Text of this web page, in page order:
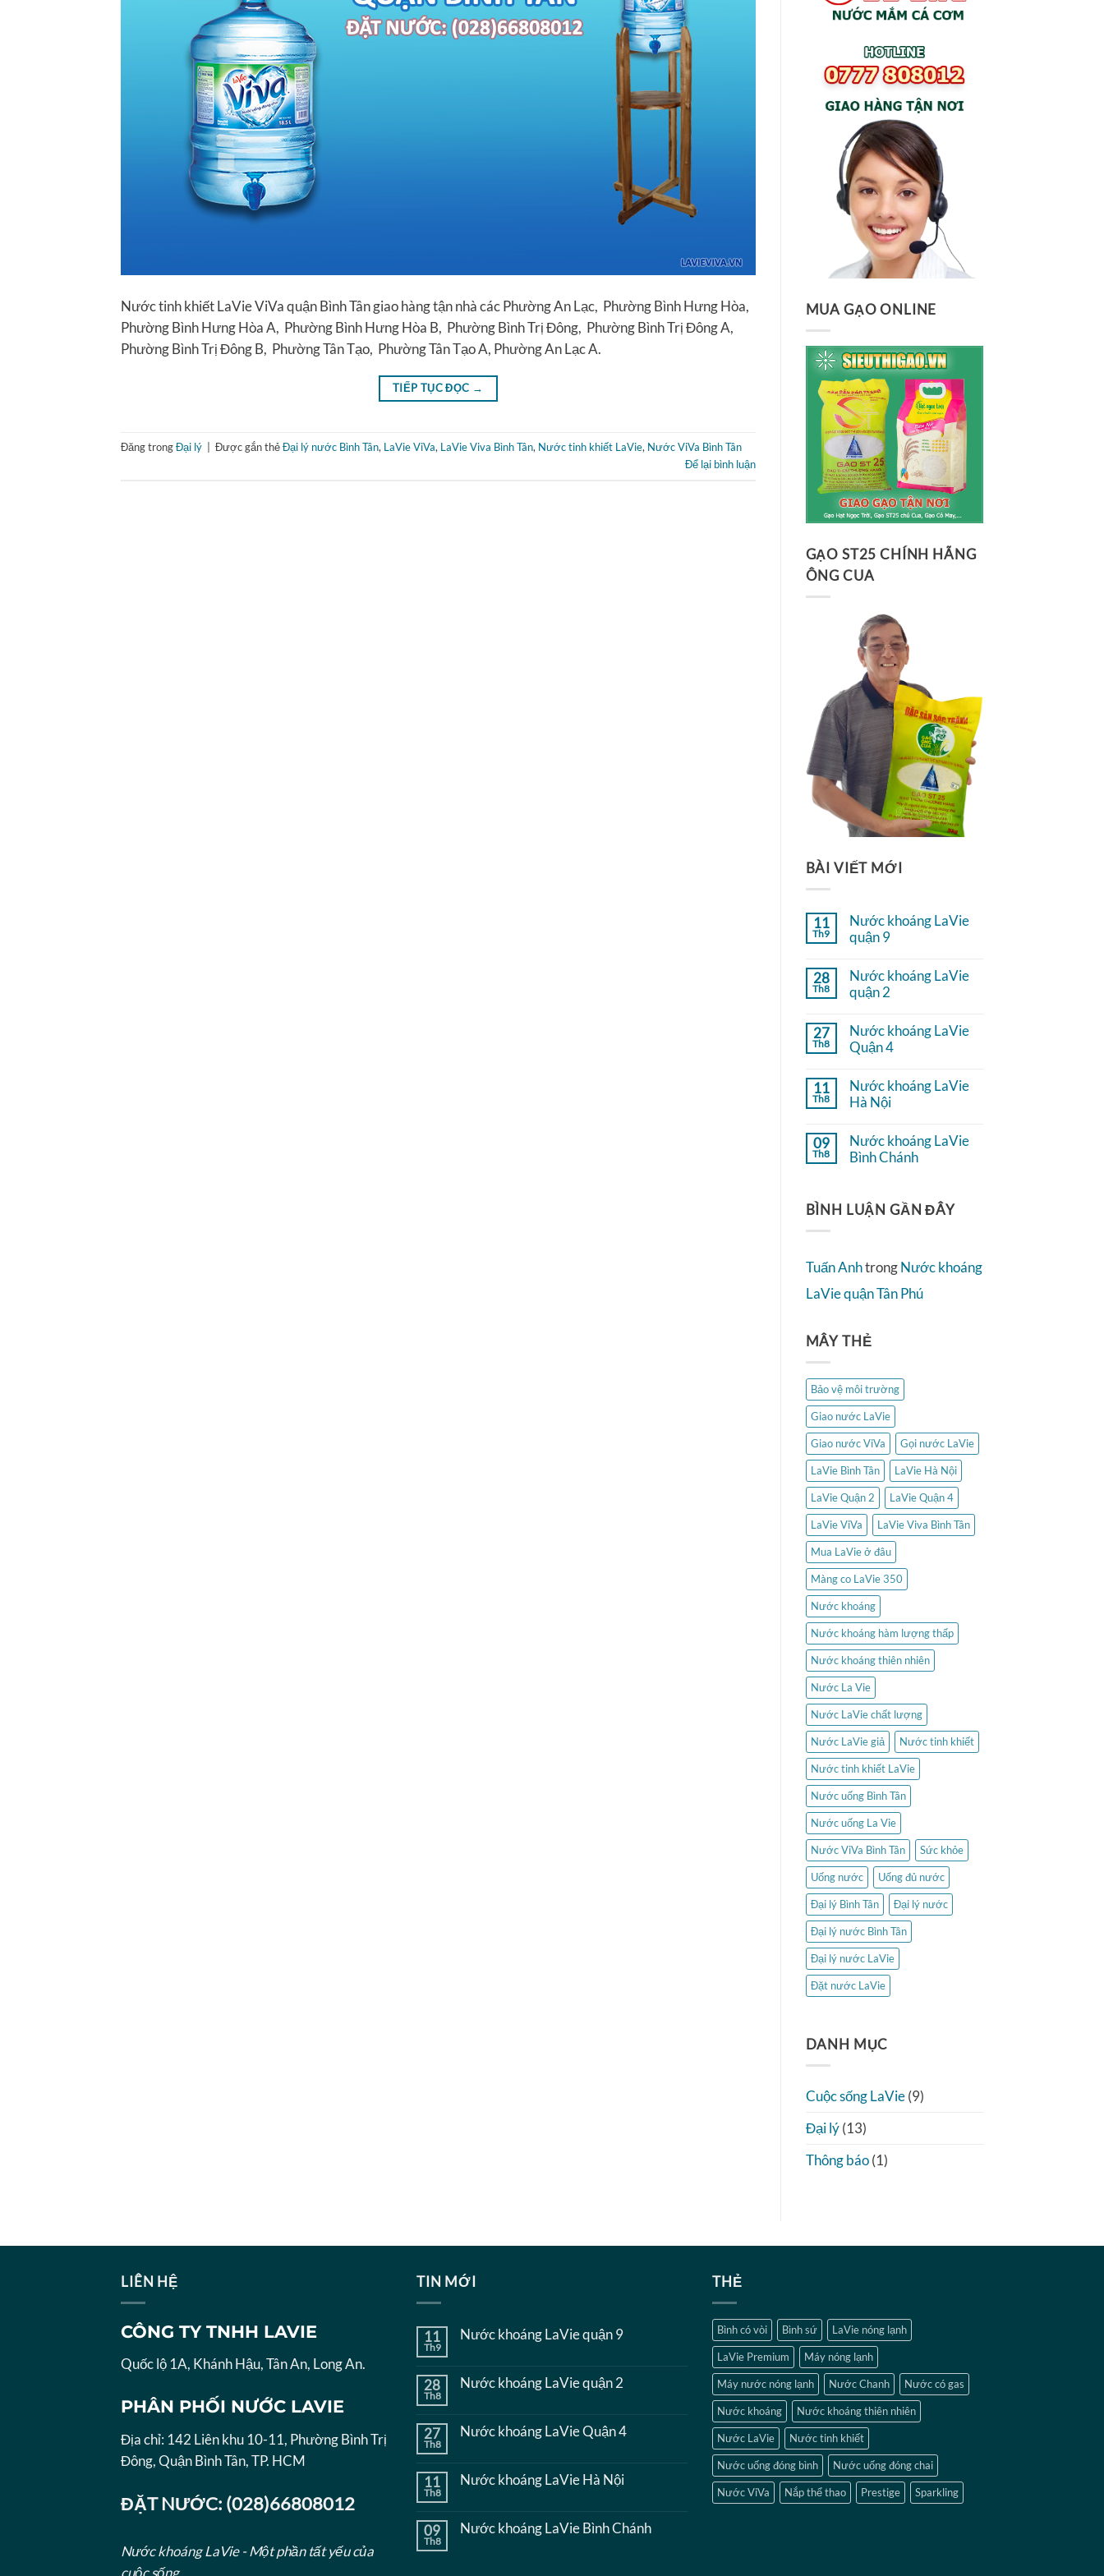
Nước tinh khiết LaVie ViVa quận Bình Tân giao hàng tận nhà các Phường An Lạc, Phường Bình Hưng Hòa,
Phường Bình Hưng Hòa A, Phường Bình Hưng Hòa B, Phường Bình Trị Đông, Phường Bình Trị Đông A,
Phường Bình Trị Đông B, Phường Tân Tạo, Phường Tân Tạo A, Phường An Lạc A.
TIẾP TỤC ĐỌC →
Đăng trongĐại lý Được gắn thẻĐại lý nước Bình Tân, LaVie ViVa, LaVie Viva Bình Tân, Nước tinh khiết LaVie, Nước ViVa Bình Tân
Để lại bình luận
MUA GẠO ONLINE
GẠO ST25 CHÍNH HÃNG
ÔNG CUA
BÀI VIẾT MỚI
11
Th9
Nước khoáng LaVie
quận 9
bình
luận
ở
khoáng
LaVie
quận
28
Th8
Nước khoáng LaVie
quận 2
bình
luận
ở
khoáng
LaVie
quận
27
Th8
Nước khoáng LaVie
Quận 4
bình
luận
ở
khoáng
LaVie
Quận
11
Th8
Nước khoáng LaVie
Hà Nội
bình
luận
ở
LaVie
Hà
09
Th8
Nước khoáng LaVie
Bình Chánh
luận
Bình
BÌNH LUẬN GẦN ĐÂY
Tuấn AnhtrongNước khoáng
LaVie quận Tân Phú
MÂY THẺ
Bảo vệ môi trường
Giao nước LaVie
Giao nước ViVa Gọi nước LaVie
LaVie Bình Tân LaVie Hà Nội
LaVie Quận 2 LaVie Quận 4
LaVie ViVa LaVie Viva Bình Tân
Mua LaVie ở đâu
Màng co LaVie 350
Nước khoáng
Nước khoáng hàm lượng thấp
Nước khoáng thiên nhiên
Nước La Vie
Nước LaVie chất lượng
Nước LaVie giả Nước tinh khiết
Nước tinh khiết LaVie
Nước uống Bình Tân
Nước uống La Vie
Nước ViVa Bình Tân Sức khỏe
Uống nước Uống đủ nước
Đại lý Bình Tân Đại lý nước
Đại lý nước Bình Tân
Đại lý nước LaVie
Đặt nước LaVie
DANH MỤC
Cuộc sống LaVie(9)
Đại lý(13)
Thông báo(1)
LIÊN HỆ
CÔNG TY TNHH LAVIE
Quốc lộ 1A, Khánh Hậu, Tân An, Long An.
PHÂN PHỐI NƯỚC LAVIE
Địa chỉ: 142 Liên khu 10-11, Phường Bình Trị
Đông, Quận Bình Tân, TP. HCM
ĐẶT NƯỚC: (028)66808012
Nước khoáng LaVie - Một phần tất yếu của
cuộc sống
TIN MỚI
11
Th9
Nước khoáng LaVie quận 9
bình
luận
LaVie
28
Th8
Nước khoáng LaVie quận 2
bình
luận
LaVie
27
Th8
Nước khoáng LaVie Quận 4
bình
luận
LaVie
11
Th8
Nước khoáng LaVie Hà Nội
bình
luận
09
Th8
Nước khoáng LaVie Bình Chánh
THẺ
Bình có vòi Bình sứ LaVie nóng lạnh
LaVie Premium Máy nóng lạnh
Máy nước nóng lạnh Nước Chanh Nước có gas
Nước khoáng Nước khoáng thiên nhiên
Nước LaVie Nước tinh khiết
Nước uống đóng bình Nước uống đóng chai
Nước ViVa Nắp thể thao Prestige Sparkling